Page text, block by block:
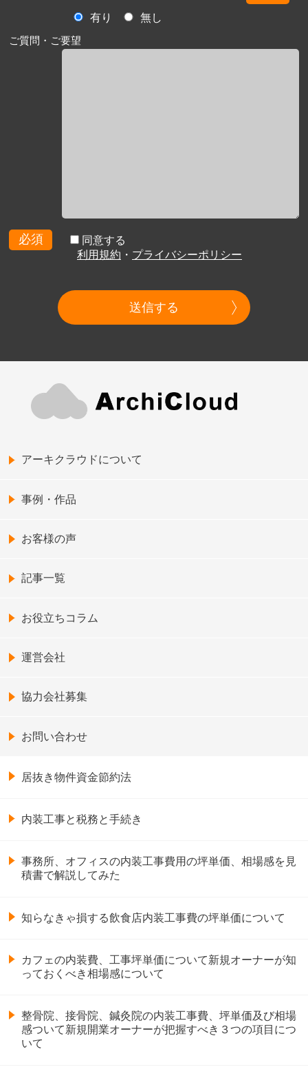
有り
無し
ご質問・ご要望
必須
同意する
利用規約 ・ プライバシーポリシー
送信する
アーキクラウドについて
事例・作品
お客様の声
記事一覧
お役立ちコラム
運営会社
協力会社募集
お問い合わせ
居抜き物件資金節約法
内装工事と税務と手続き
事務所、オフィスの内装工事費用の坪単価、相場感を見
積書で解説してみた
知らなきゃ損する飲食店内装工事費の坪単価について
カフェの内装費、工事坪単価について新規オーナーが知
っておくべき相場感について
整骨院、接骨院、鍼灸院の内装工事費、坪単価及び相場
感ついて新規開業オーナーが把握すべき３つの項目につ
いて